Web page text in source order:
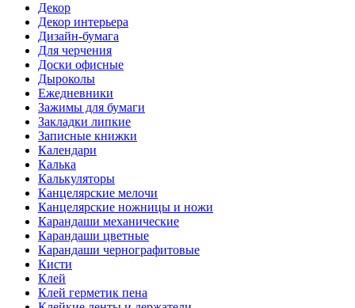
Декор
Декор интерьера
Дизайн-бумага
Для черчения
Доски офисные
Дыроколы
Ежедневники
Зажимы для бумаги
Закладки липкие
Записные книжки
Календари
Калька
Калькуляторы
Канцелярские мелочи
Канцелярские ножницы и ножи
Карандаши механические
Карандаши цветные
Карандаши чернографитовые
Кисти
Клей
Клей герметик пена